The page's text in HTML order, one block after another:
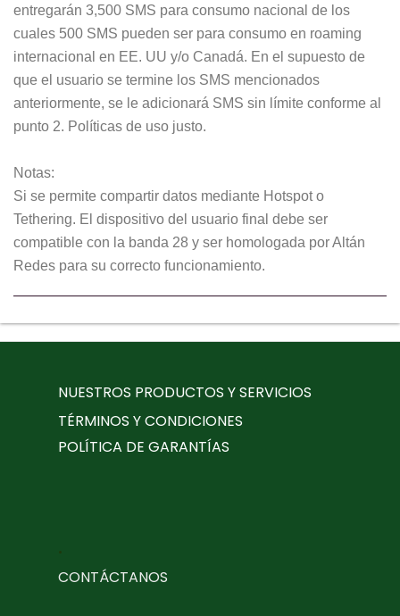
entregarán 3,500 SMS para consumo nacional de los
cuales 500 SMS pueden ser para consumo en roaming
internacional en EE. UU y/o Canadá. En el supuesto de
que el usuario se termine los SMS mencionados
anteriormente, se le adicionará SMS sin límite conforme al
punto 2. Políticas de uso justo.
Notas:
Si se permite compartir datos mediante Hotspot o
Tethering. El dispositivo del usuario final debe ser
compatible con la banda 28 y ser homologada por Altán
Redes para su correcto funcionamiento.
NUESTROS PRODUCTOS Y SERVICIOS
TÉRMINOS Y CONDICIONES
POLÍTICA DE GARANTÍAS
CONTÁCTANOS